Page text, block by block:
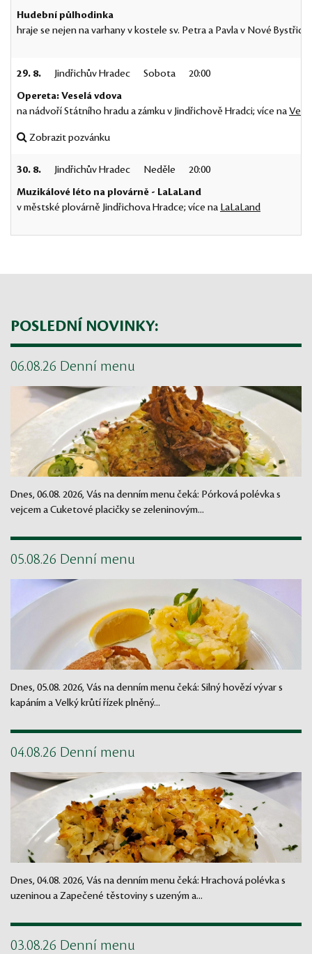
Hudební půlhodinka
hraje se nejen na varhany v kostele sv. Petra a Pavla v Nové Bystřici
29. 8. Jindřichův Hradec Sobota
20:00
Opereta: Veselá vdova
na nádvoří Státního hradu a zámku v Jindřichově Hradci; více na
Zobrazit pozvánku
30. 8. Jindřichův Hradec Neděle
20:00
Muzikálové léto na plovárně - LaLaLand
v městské plovárně Jindřichova Hradce; více na LaLaLand
POSLEDNÍ NOVINKY:
06.08.26 Denní menu
Dnes, 06.08. 2026, Vás na denním menu čeká: Pórková polévka s
vejcem a Cuketové placičky se zeleninovým...
05.08.26 Denní menu
Dnes, 05.08. 2026, Vás na denním menu čeká: Silný hovězí vývar s
kapáním a Velký krůtí řízek plněný...
04.08.26 Denní menu
Dnes, 04.08. 2026, Vás na denním menu čeká: Hrachová polévka s
uzeninou a Zapečené těstoviny s uzeným a...
03.08.26 Denní menu